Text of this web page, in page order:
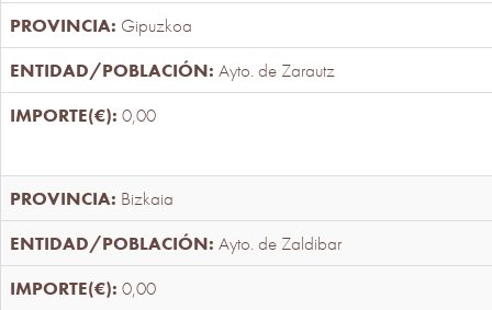
Gipuzkoa
Ayto. de Zarautz
0,00
Bizkaia
Ayto. de Zaldibar
0,00